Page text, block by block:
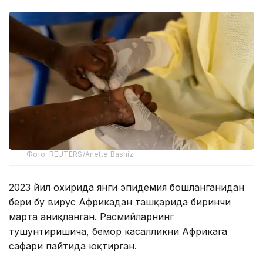
Фото: REUTERS/Arlette Bashizi
2023 йил охирида янги эпидемия бошланганидан
бери бу вирус Африкадан ташқарида биринчи
марта аниқланган. Расмийларнинг
тушунтиришича, бемор касалликни Африкага
сафари пайтида юқтирган.